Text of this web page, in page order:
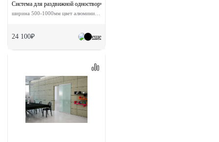
еще
Система для раздвижной одностворчатой двери ESTHETIC без доводчиков
24 100₽